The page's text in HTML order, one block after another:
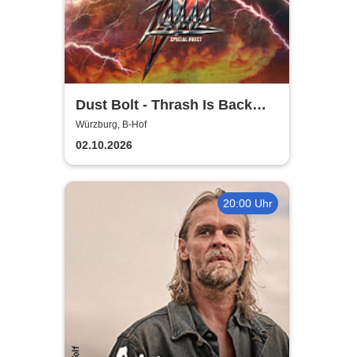
Dust Bolt - Thrash Is Back
Tour 2026
Würzburg, B-Hof
02.10.2026
20:00 Uhr